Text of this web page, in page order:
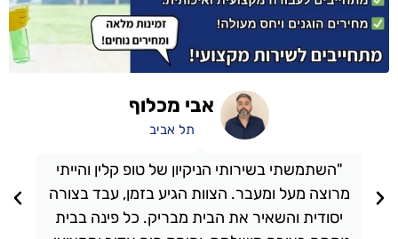
"השתמשתי בשירותי הניקיון של טופ קלין והייתי
מרוצה מעל ומעבר. הצוות הגיע בזמן, עבד בצורה
יסודית והשאיר את הבית מבריק. כל פינה בבית
אבי מכלוף
תל אביב